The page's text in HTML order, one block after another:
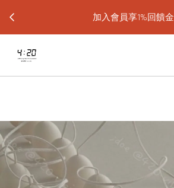
加入會員享1%回饋金